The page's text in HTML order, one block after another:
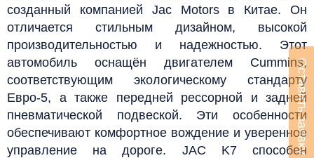
созданный компанией Jac Motors в Китае. Он
отличается стильным дизайном, высокой
производительностью и надежностью. Этот
автомобиль оснащён двигателем Cummins,
соответствующим экологическому стандарту
Евро-5, а также передней рессорной и задней
пневматической подвеской. Эти особенности
обеспечивают комфортное вождение и уверенное
управление на дороге. JAC K7 способен
Оставить заявку